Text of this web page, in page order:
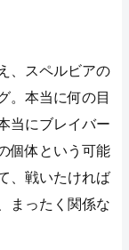
、スペルビアの
。本当に何の目
当にブレイバー
個体という可能
、戦いたければ
まったく関係な